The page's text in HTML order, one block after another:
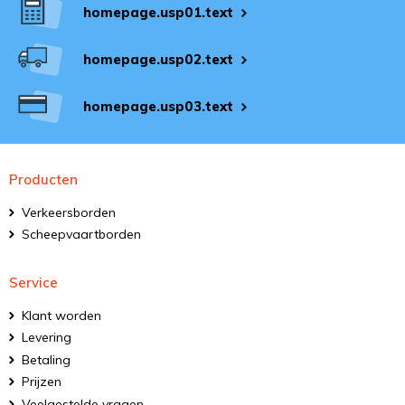
homepage.usp01.text
homepage.usp02.text
homepage.usp03.text
Producten
Verkeersborden
Scheepvaartborden
Service
Klant worden
Levering
Betaling
Prijzen